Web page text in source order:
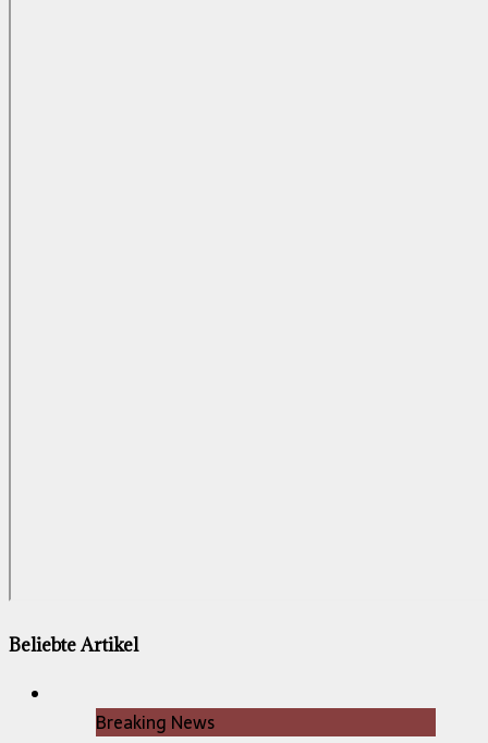
Beliebte Artikel
Breaking News